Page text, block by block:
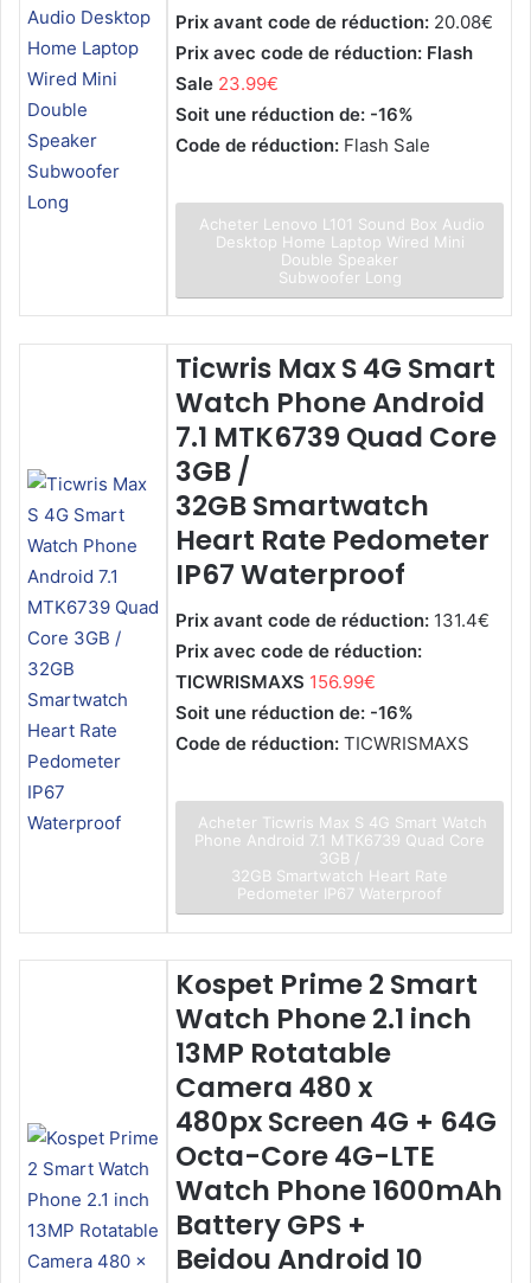
Prix avant code de réduction: 20.08€
Prix avec code de réduction: Flash
Sale 23.99€
Soit une réduction de: -16%
Code de réduction: Flash Sale
Acheter Lenovo L101 Sound Box Audio
Desktop Home Laptop Wired Mini
Double Speaker
Subwoofer Long
Ticwris Max S 4G Smart
Watch Phone Android
7.1 MTK6739 Quad Core
3GB /
32GB Smartwatch
Heart Rate Pedometer
IP67 Waterproof
Prix avant code de réduction: 131.4€
Prix avec code de réduction:
TICWRISMAXS 156.99€
Soit une réduction de: -16%
Code de réduction: TICWRISMAXS
Acheter Ticwris Max S 4G Smart Watch
Phone Android 7.1 MTK6739 Quad Core
3GB /
32GB Smartwatch Heart Rate
Pedometer IP67 Waterproof
Kospet Prime 2 Smart
Watch Phone 2.1 inch
13MP Rotatable
Camera 480 x
480px Screen 4G + 64G
Octa-Core 4G-LTE
Watch Phone 1600mAh
Battery GPS +
Beidou Android 10